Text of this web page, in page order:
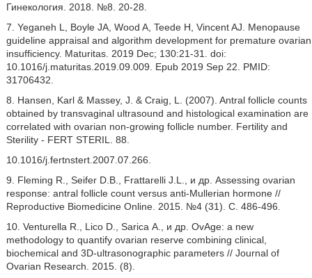
Гинекология. 2018. №8. 20-28.
7. Yeganeh L, Boyle JA, Wood A, Teede H, Vincent AJ. Menopause
guideline appraisal and algorithm development for premature ovarian
insufficiency. Maturitas. 2019 Dec; 130:21-31. doi:
10.1016/j.maturitas.2019.09.009. Epub 2019 Sep 22. PMID:
31706432.
8. Hansen, Karl & Massey, J. & Craig, L. (2007). Antral follicle counts
obtained by transvaginal ultrasound and histological examination are
correlated with ovarian non-growing follicle number. Fertility and
Sterility - FERT STERIL. 88.
10.1016/j.fertnstert.2007.07.266.
9. Fleming R., Seifer D.B., Frattarelli J.L., и др. Assessing ovarian
response: antral follicle count versus anti-Mullerian hormone //
Reproductive Biomedicine Online. 2015. №4 (31). C. 486-496.
10. Venturella R., Lico D., Sarica А., и др. OvAge: a new
methodology to quantify ovarian reserve combining clinical,
biochemical and 3D-ultrasonographic parameters // Journal of
Ovarian Research. 2015. (8).